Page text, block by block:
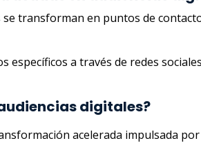
transforman en puntos de
a través de redes
digitales?
acelerada impulsada